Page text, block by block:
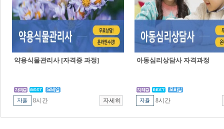
약용식물관리사 [자격증 과정]
8시간
아동심리상담사 자격과정
8시간